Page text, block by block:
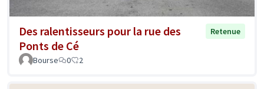
Des ralentisseurs pour la rue des
Ponts de Cé
Retenue
Bourse 0 2